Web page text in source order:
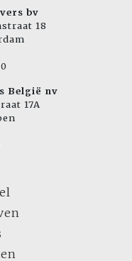
bv
18
België nv
17A